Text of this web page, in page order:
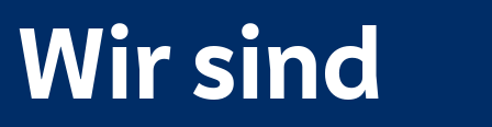
Wir sind